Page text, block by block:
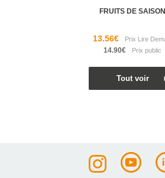
FRUITS DE SAISON
13.56€
14.90€